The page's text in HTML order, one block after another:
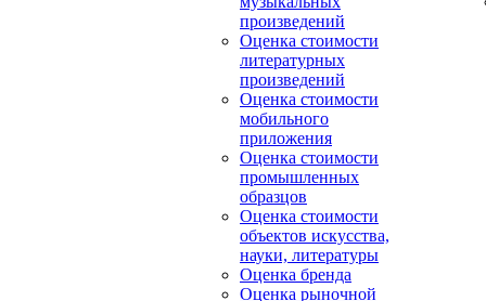
произведений
Оценка стоимости
литературных
произведений
Оценка стоимости
мобильного
приложения
Оценка стоимости
промышленных
образцов
Оценка стоимости
объектов искусства,
науки, литературы
Оценка бренда
Оценка рыночной